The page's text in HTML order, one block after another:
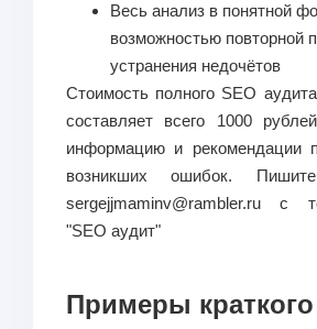
Весь анализ в понятной
возможностью повторной
устранения недочётов
Стоимость полного SEO
составляет всего 1000
информацию и рекомендации
возникших ошибок.
sergejjmaminv@rambler.ru с
"SEO аудит"
Примеры краткого